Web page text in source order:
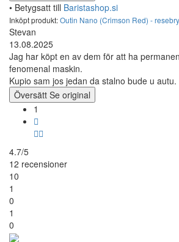
• Betygsatt till Baristashop.si
Inköpt produkt:Outin Nano (Crimson Red) -
Stevan
13.08.2025
Jag har köpt en av dem för att ha
fenomenal maskin.
Kupio sam jos jedan da stalno bude u
Översätt Se original
1
4.7/5
12 recensioner
10
1
0
1
0